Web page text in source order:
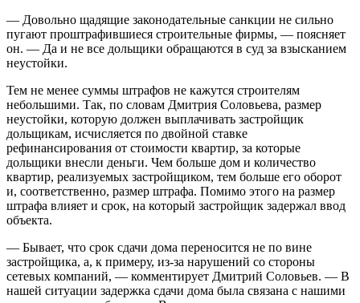
— Довольно щадящие законодательные санкции не сильно
пугают проштрафившиеся строительные фирмы, — поясняет
он. — Да и не все дольщики обращаются в суд за взысканием
неустойки.
Тем не менее суммы штрафов не кажутся строителям
небольшими. Так, по словам Дмитрия Соловьева, размер
неустойки, которую должен выплачивать застройщик
дольщикам, исчисляется по двойной ставке
рефинансирования от стоимости квартир, за которые
дольщики внесли деньги. Чем больше дом и количество
квартир, реализуемых застройщиком, тем больше его оборот
и, соответственно, размер штрафа. Помимо этого на размер
штрафа влияет и срок, на который застройщик задержал ввод
объекта.
— Бывает, что срок сдачи дома переносится не по вине
застройщика, а, к примеру, из-за нарушений со стороны
сетевых компаний, — комментирует Дмитрий Соловьев. — В
нашей ситуации задержка сдачи дома была связана с нашими